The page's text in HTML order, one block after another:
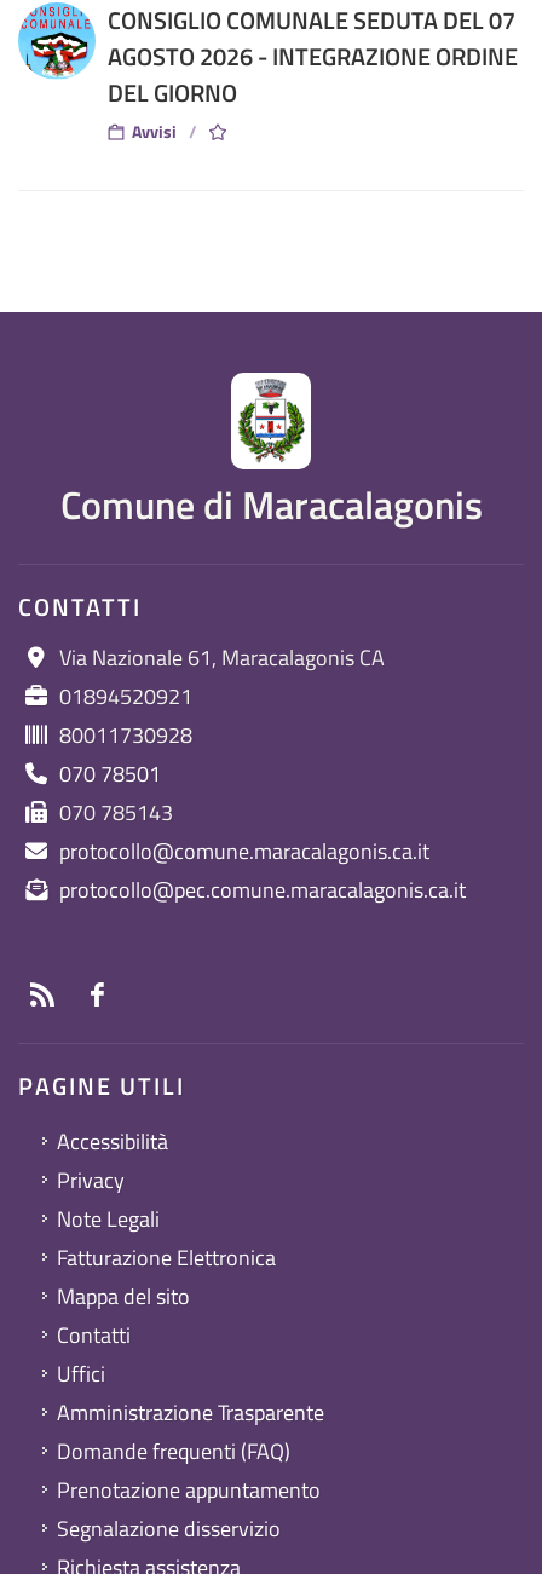
CONSIGLIO COMUNALE SEDUTA DEL 07
AGOSTO 2026 - INTEGRAZIONE ORDINE
DEL GIORNO
Avvisi
Comune di Maracalagonis
CONTATTI
Via Nazionale 61, Maracalagonis CA
01894520921
80011730928
070 78501
070 785143
protocollo@comune.maracalagonis.ca.it
protocollo@pec.comune.maracalagonis.ca.it
PAGINE UTILI
Accessibilità
Privacy
Note Legali
Fatturazione Elettronica
Mappa del sito
Contatti
Uffici
Amministrazione Trasparente
Domande frequenti (FAQ)
Prenotazione appuntamento
Segnalazione disservizio